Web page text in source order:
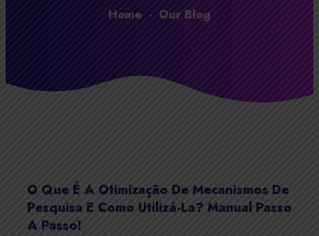
Home - Our Blog
O Que É A Otimização De Mecanismos De
Pesquisa E Como Utilizá-La? Manual Passo
A Passo!